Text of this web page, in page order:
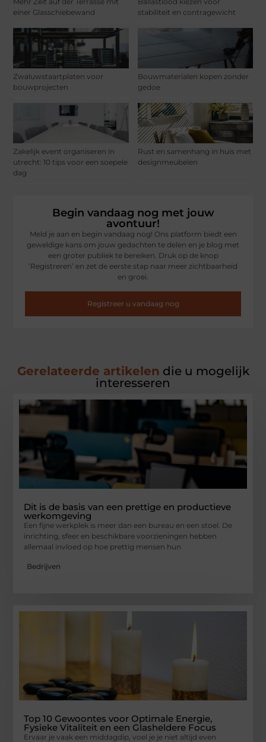
einer Glasschiebewand
stabiliteit en contragewicht
Zwaluwstaartplaten voor
bouwprojecten
Bouwmaterialen kopen zonder
gedoe
Zakelijk event organiseren in
utrecht: 10 tips voor een soepele
dag
Rust en samenhang in huis met
designmeubelen
Begin vandaag nog met jouw
avontuur!
Meld je aan en begin vandaag nog! Ons platform biedt een
geweldige kans om jouw gedachten te delen en je blog met
een groter publiek te bereiken. Druk op de knop
‘Registreren’ en zet de eerste stap naar meer zichtbaarheid
en groei.
Registreer u vandaag nog
Gerelateerde artikelen die u mogelijk
interesseren
Dit is de basis van een prettige en productieve
werkomgeving
Een fijne werkplek is meer dan een bureau en een stoel. De
inrichting, sfeer en beschikbare voorzieningen hebben
allemaal invloed op hoe prettig mensen hun
Bedrijven
Top 10 Gewoontes voor Optimale Energie,
Fysieke Vitaliteit en een Glasheldere Focus
Ervaar je vaak een middagdip, voel je je niet altijd even